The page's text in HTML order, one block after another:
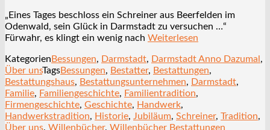
„Eines Tages beschloss ein Schreiner aus Beerfelden im
Odenwald, sein Glück in Darmstadt zu versuchen …“
Fürwahr, es klingt ein wenig nach Weiterlesen
Kategorien Bessungen, Darmstadt, Darmstadt Anno Dazumal ,
Über unsTagsBessungen, Bestatter, Bestattungen,
Bestattungshaus, Bestattungsunternehmen, Darmstadt,
Familie, Familiengeschichte, Familientradition,
Firmengeschichte, Geschichte, Handwerk,
Handwerkstradition, Historie, Jubiläum, Schreiner, Tradition,
Über uns, Willenbücher, Willenbücher Bestattungen